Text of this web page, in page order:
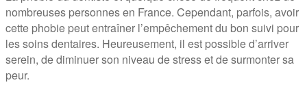
nombreuses personnes en France. Cependant, parfois, avoir
cette phobie peut entraîner l’empêchement du bon suivi pour
les soins dentaires. Heureusement, il est possible d’arriver
serein, de diminuer son niveau de stress et de surmonter sa
peur.